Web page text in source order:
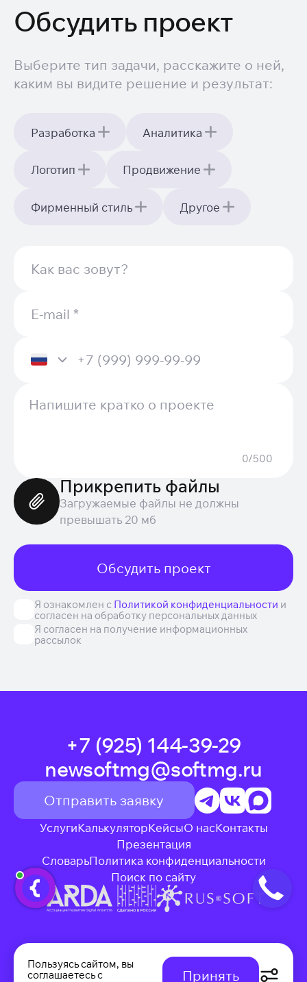
Обсудить проект
Выберите тип задачи, расскажите о ней,
каким вы видите решение и результат:
Разработка Аналитика
Логотип Продвижение
Фирменный стиль Другое
0/500
Прикрепить файлы
Загружаемые файлы не должны
превышать 20 мб
Обсудить проект
Я ознакомлен с Политикой конфиденциальности и
согласен на обработку персональных данных
Я согласен на получение информационных
рассылок
+7 (925) 144-39-29
newsoftmg@softmg.ru
Отправить заявку
УслугиКалькуляторКейсыО насКонтакты
Презентация
Словарь
Поиск по сайту
Политика конфиденциальности
г. Москва, 2-й Кожевнический переулок, 12с10
ИНН: 7729668550КПП: 772501001
Пользуясь сайтом, вы
соглашаетесь с
Принять